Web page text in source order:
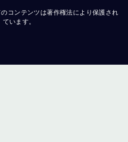
コンテンツは著作権法により保護され
ています。